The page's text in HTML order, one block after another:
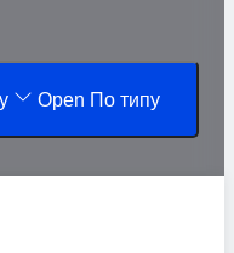
Open По типу